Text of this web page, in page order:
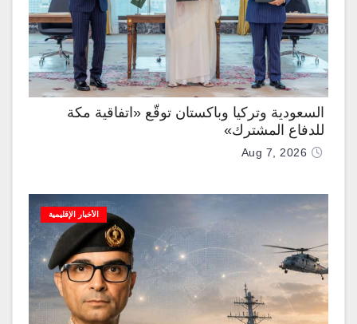
السعودية وتركيا وباكستان توقّع «اتفاقية مكة
للدفاع المشترك»
Aug 7, 2026
الأخبار الإقليمية